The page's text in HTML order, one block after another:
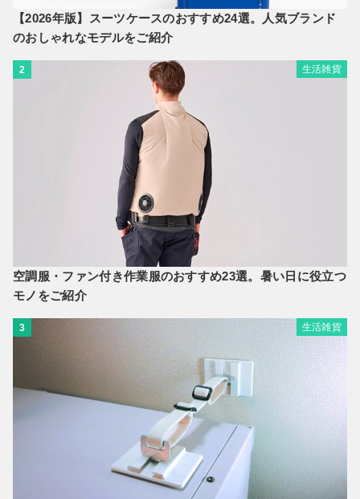
【2026年版】スーツケースのおすすめ24選。人気ブランド
のおしゃれなモデルをご紹介
2 生活雑貨
空調服・ファン付き作業服のおすすめ23選。暑い日に役立つ
モノをご紹介
3 生活雑貨